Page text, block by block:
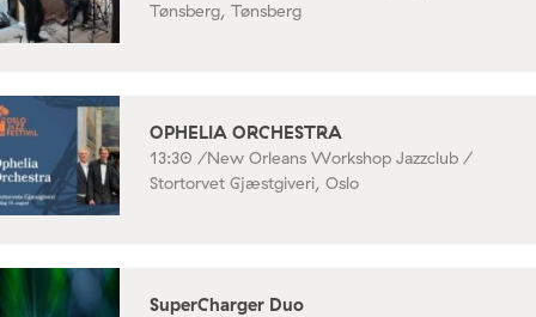
Tønsberg, Tønsberg
OPHELIA ORCHESTRA
13:30 /New Orleans Workshop Jazzclub /
Stortorvet Gjæstgiveri, Oslo
SuperCharger Duo